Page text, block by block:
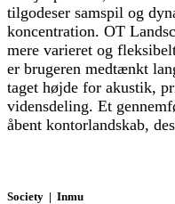
tilgodeser samspil og
koncentration. OT
mere varieret og
er brugeren medtænkt
taget højde for akustik,
vidensdeling. Et
åbent kontorlandskab,
Society | Inmu